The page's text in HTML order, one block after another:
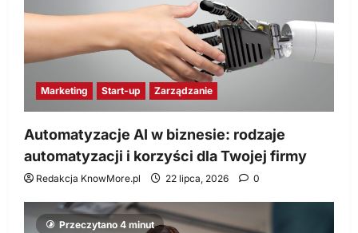
Marketing Start-up Zarządzanie
Automatyzacje AI w biznesie: rodzaje
automatyzacji i korzyści dla Twojej firmy
Redakcja KnowMore.pl 22 lipca, 2026 0
Przeczytano 4 minut